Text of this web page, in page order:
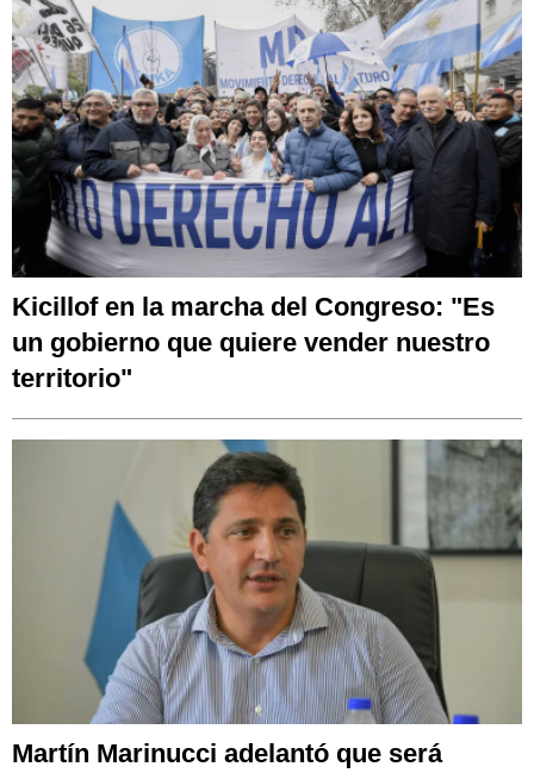
Kicillof en la marcha del Congreso: "Es
un gobierno que quiere vender nuestro
territorio"
Martín Marinucci adelantó que será